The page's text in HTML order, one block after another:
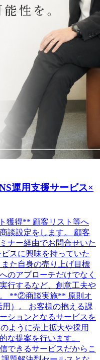
運用支援サービス×
獲得** 顧客リスト等へ
談設定をします。 顧客
ナー経由でお問合せいた
スに興味を持っていた
た自身の売り上げ目標
のアプローチだけでなく
行するなど、創意工夫や
**②商談実施** 原則オ
）。 お客様の抱える課
ションとなるサービスを
ように売上拡大や採用
な提案を行います。
できるサービスだからこ